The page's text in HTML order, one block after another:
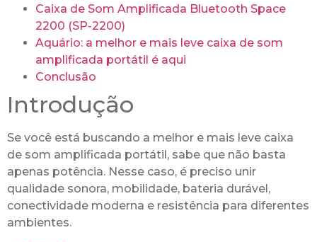
Caixa de Som Amplificada Bluetooth Space
2200 (SP-2200)
Aquário: a melhor e mais leve caixa de som
amplificada portátil é aqui
Conclusão
Introdução
Se você está buscando a melhor e mais leve caixa
de som amplificada portátil, sabe que não basta
apenas potência. Nesse caso, é preciso unir
qualidade sonora, mobilidade, bateria durável,
conectividade moderna e resistência para diferentes
ambientes.